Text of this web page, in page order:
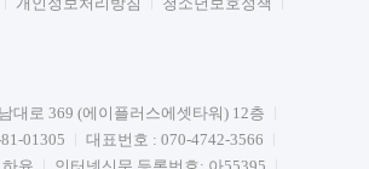
대로 369 (에이플러스에셋타워) 12층
01305
대표번호 : 070-4742-3566
윤
인터넷신문 등록번호: 아55395